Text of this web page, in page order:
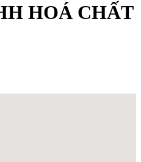
HOÁ CHẤT